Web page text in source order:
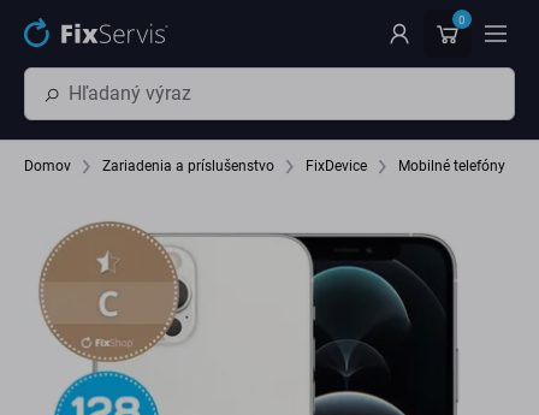
Preskočiť na hlavný obsah 0
Domov Zariadenia a príslušenstvo FixDevice Mobilné telefóny